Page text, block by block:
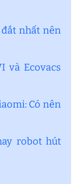
nhất nên
và Ecovacs
Có nên
robot hút